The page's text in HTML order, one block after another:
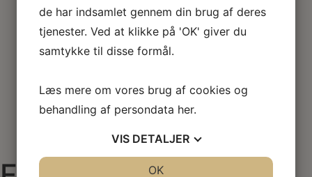
de har indsamlet gennem din brug af deres
tjenester. Ved at klikke på 'OK' giver du
samtykke til disse formål.
Læs mere om vores brug af cookies og
behandling af persondata her.
VIS DETALJER
OK